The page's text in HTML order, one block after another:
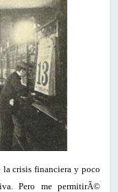
la crisis financiera y poco
Pero me permitirÃ©